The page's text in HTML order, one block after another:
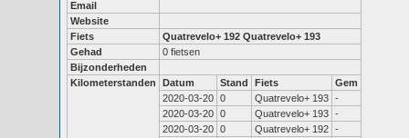
Email
Website
Fiets
Quatrevelo+ 192 Quatrevelo+ 193
Gehad
0 fietsen
Bijzonderheden
Kilometerstanden
Datum Stand Fiets
Gem
2020-03-20 0 Quatrevelo+ 193 -
2020-03-20 0 Quatrevelo+ 193 -
2020-03-20 0 Quatrevelo+ 192 -